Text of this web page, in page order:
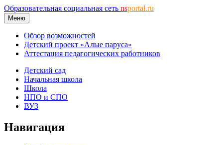
Образовательная социальная сеть nsportal.ru
Меню
Обзор возможностей
Детский проект «Алые паруса»
Аттестация педагогических работников
Детский сад
Начальная школа
Школа
НПО и СПО
ВУЗ
Навигация